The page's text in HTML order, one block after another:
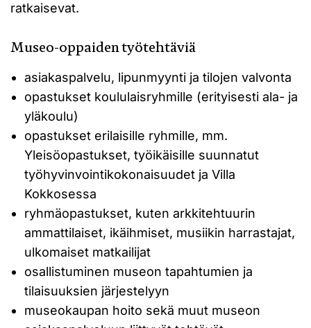
ratkaisevat.
Museo-oppaiden työtehtäviä
asiakaspalvelu, lipunmyynti ja tilojen valvonta
opastukset koululaisryhmille (erityisesti ala- ja
yläkoulu)
opastukset erilaisille ryhmille, mm.
Yleisöopastukset, työikäisille suunnatut
työhyvinvointikokonaisuudet ja Villa
Kokkosessa
ryhmäopastukset, kuten arkkitehtuurin
ammattilaiset, ikäihmiset, musiikin harrastajat,
ulkomaiset matkailijat
osallistuminen museon tapahtumien ja
tilaisuuksien järjestelyyn
museokaupan hoito sekä muut museon